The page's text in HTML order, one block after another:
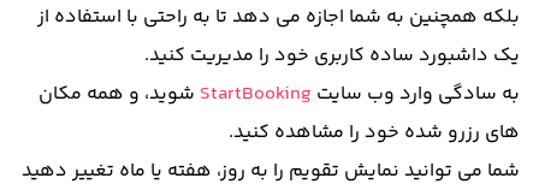
بلکه همچنین به شما اجازه می دهد تا به راحتی با استفاده از
یک داشبورد ساده کاربری خود را مدیریت کنید.
به سادگی وارد وب سایت StartBooking شوید، و همه مکان
های رزرو شده خود را مشاهده کنید.
شما می توانید نمایش تقویم را به روز، هفته یا ماه تغییر دهید